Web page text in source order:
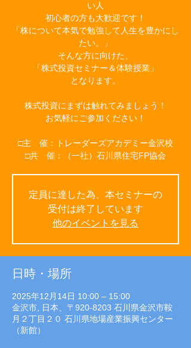
い人
初心者の方も大歓迎です！
「株について本気で勉強して人生を豊かにし
たい。」
そんな方に向けた、
「株式投資セミナー＆体験授業」
となります。
株式投資にまずは触れてみましょう！
お気軽にご参加ください！
□主 催：トレーダーズアカデミー金沢校
□共 催：（一社）石川県住宅FP協会
定員に達した為、本セミナーの
受付は終了しています
他のイベントを見る
日時・場所
2025年12月14日 10:00 – 15:00
金沢市, 日本、〒920-8203 石川県金沢市鞍
月２丁目２０ 石川県地場産業振興センター
（新館）